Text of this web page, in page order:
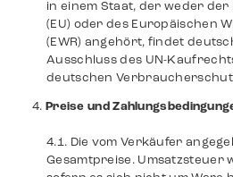
in einem Staat, der weder der
(EU) oder des Europäischen
(EWR) angehört, findet
Ausschluss des UN-
deutschen
Preise und
Die vom Verkäufer
Gesamtpreise. Umsatzsteuer